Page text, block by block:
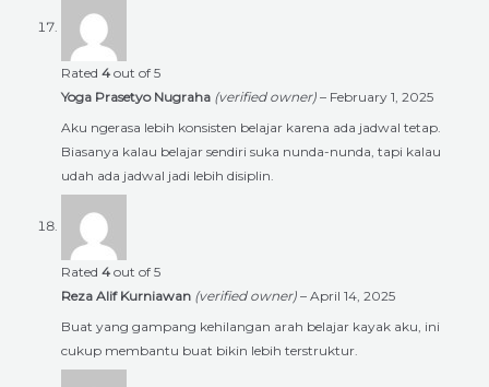
Rated 4 out of 5
Yoga Prasetyo Nugraha (verified owner) – February 1, 2025
Aku ngerasa lebih konsisten belajar karena ada jadwal tetap.
Biasanya kalau belajar sendiri suka nunda-nunda, tapi kalau
udah ada jadwal jadi lebih disiplin.
Rated 4 out of 5
Reza Alif Kurniawan (verified owner) – April 14, 2025
Buat yang gampang kehilangan arah belajar kayak aku, ini
cukup membantu buat bikin lebih terstruktur.